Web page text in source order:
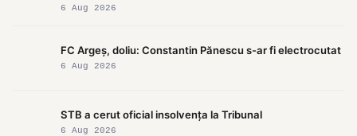
6 Aug 2026
FC Argeș, doliu: Constantin Pănescu s-ar fi electrocutat
6 Aug 2026
STB a cerut oficial insolvența la Tribunal
6 Aug 2026